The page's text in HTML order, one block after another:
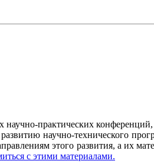
практических
научно-технического
этого развития, а их
с этими материалами.